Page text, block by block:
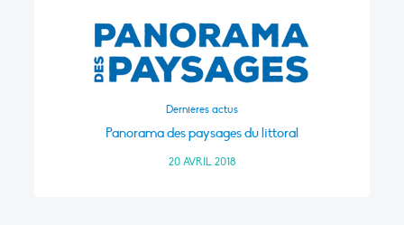
Dernières actus
Panorama des paysages du littoral
20 AVRIL 2018